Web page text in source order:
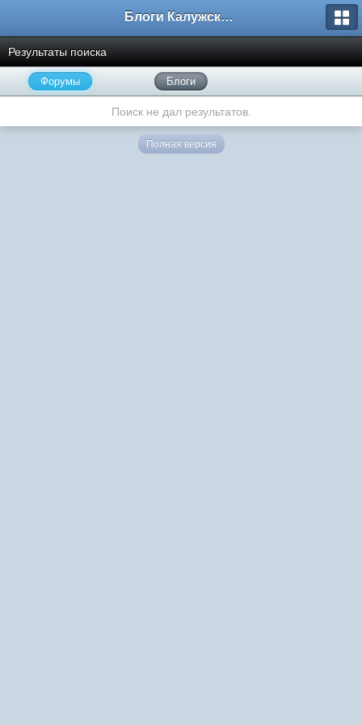
Блоги Калужского перекрестка
Результаты поиска
Форумы Блоги
Поиск не дал результатов.
Полная версия